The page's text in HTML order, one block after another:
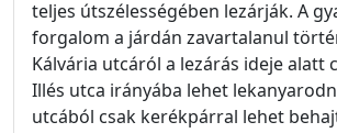
teljes útszélességében lezárják. A
forgalom a járdán zavartalanul
Kálvária utcáról a lezárás ideje alatt
Illés utca irányába lehet
utcából csak kerékpárral lehet